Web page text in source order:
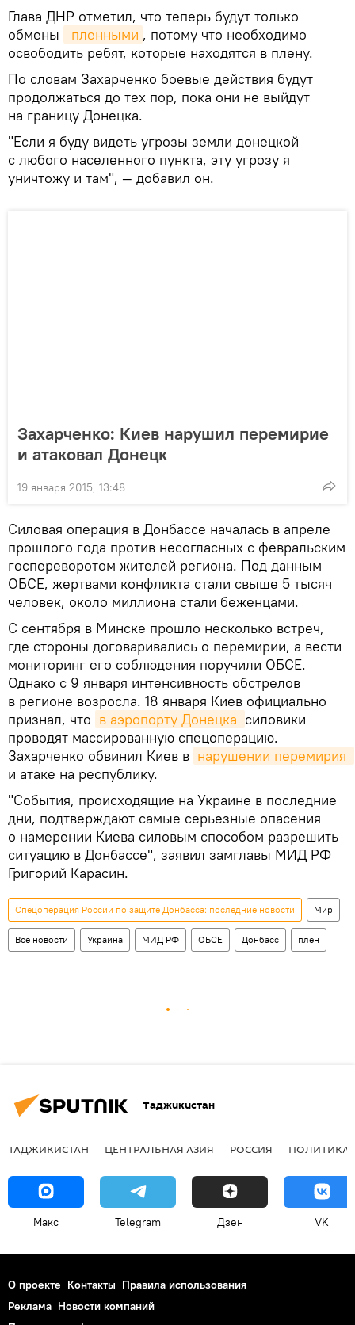
Глава ДНР отметил, что теперь будут только
обмены
пленными , потому что необходимо
освободить ребят, которые находятся в плену.
По словам Захарченко боевые действия будут
продолжаться до тех пор, пока они не выйдут
на границу Донецка.
"Если я буду видеть угрозы земли донецкой
с любого населенного пункта, эту угрозу я
уничтожу и там", — добавил он.
Захарченко: Киев нарушил перемирие
и атаковал Донецк
19 января 2015, 13:48
Силовая операция в Донбассе началась в апреле
прошлого года против несогласных с февральским
госпереворотом жителей региона. Под данным
ОБСЕ, жертвами конфликта стали свыше 5 тысяч
человек, около миллиона стали беженцами.
С сентября в Минске прошло несколько встреч,
где стороны договаривались о перемирии, а вести
мониторинг его соблюдения поручили ОБСЕ.
Однако с 9 января интенсивность обстрелов
в регионе возросла. 18 января Киев официально
признал, что в аэропорту Донецка силовики
проводят массированную спецоперацию.
Захарченко обвинил Киев в
и атаке на республику.
"События, происходящие на Украине в последние
дни, подтверждают самые серьезные опасения
о намерении Киева силовым способом разрешить
ситуацию в Донбассе", заявил замглавы МИД РФ
Григорий Карасин.
Спецоперация России по защите Донбасса: последние новости Мир
Все новости Украина МИД РФ ОБСЕ Донбасс плен
Таджикистан
ТАДЖИКИСТАН ЦЕНТРАЛЬНАЯ АЗИЯ РОССИЯ ПОЛИТИКА
Макс Telegram Дзен VK
О проекте Контакты Правила использования
Реклама Новости компаний